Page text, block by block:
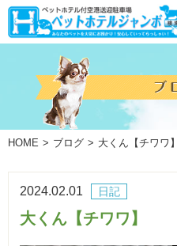
HOME ブログ 大くん【チワワ】
日記
2024.02.01
大くん【チワワ】